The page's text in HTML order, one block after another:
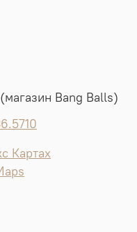
Bang Balls)
Картах